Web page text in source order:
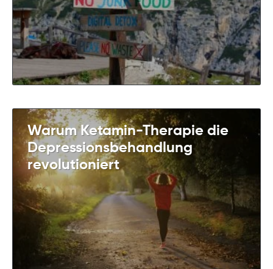
Warum Ketamin-Therapie die
Depressionsbehandlung
revolutioniert